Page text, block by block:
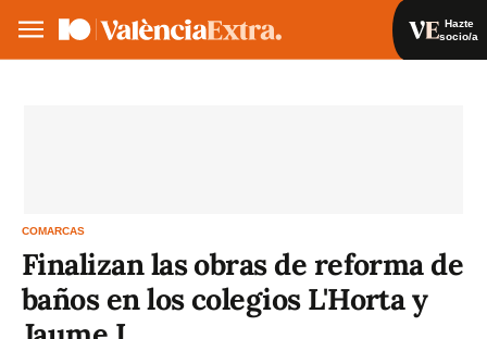
Hazte
socio/a
COMARCAS
Finalizan las obras de reforma de
baños en los colegios L'Horta y